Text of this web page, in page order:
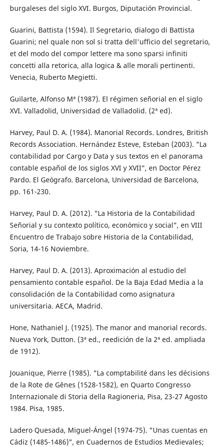
burgaleses del siglo XVI. Burgos, Diputación Provincial.
Guarini, Battista (1594). Il Segretario, dialogo di Battista
Guarini; nel quale non sol si tratta dell'ufficio del segretario,
et del modo del compor lettere ma sono sparsi infiniti
concetti alla retorica, alla logica & alle morali pertinenti.
Venecia, Ruberto Megietti.
Guilarte, Alfonso Mª (1987). El régimen señorial en el siglo
XVI. Valladolid, Universidad de Valladolid. (2ª ed).
Harvey, Paul D. A. (1984). Manorial Records. Londres, British
Records Association. Hernández Esteve, Esteban (2003). "La
contabilidad por Cargo y Data y sus textos en el panorama
contable español de los siglos XVI y XVII", en Doctor Pérez
Pardo. El Geógrafo. Barcelona, Universidad de Barcelona,
pp. 161-230.
Harvey, Paul D. A. (2012). "La Historia de la Contabilidad
Señorial y su contexto político, económico y social", en VIII
Encuentro de Trabajo sobre Historia de la Contabilidad,
Soria, 14-16 Noviembre.
Harvey, Paul D. A. (2013). Aproximación al estudio del
pensamiento contable español. De la Baja Edad Media a la
consolidación de la Contabilidad como asignatura
universitaria. AECA, Madrid.
Hone, Nathaniel J. (1925). The manor and manorial records.
Nueva York, Dutton. (3ª ed., reedición de la 2ª ed. ampliada
de 1912).
Jouanique, Pierre (1985). "La comptabilité dans les décisions
de la Rote de Gênes (1528-1582), en Quarto Congresso
Internazionale di Storia della Ragioneria, Pisa, 23-27 Agosto
1984. Pisa, 1985.
Ladero Quesada, Miguel-Ángel (1974-75). "Unas cuentas en
Cádiz (1485-1486)", en Cuadernos de Estudios Medievales;